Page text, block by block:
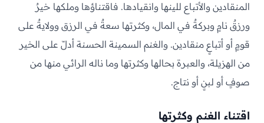
المنقادين والأتباع للينها وانقيادها. فاقتناؤها وملكها خيرٌ
ورزقٌ نامٍ وبركةٌ في المال، وكثرتها سعةٌ في الرزق وولايةٌ على
قومٍ أو أتباعٍ منقادين. والغنم السمينة الحسنة أدلّ على الخير
من الهزيلة، والعبرة بحالها وكثرتها وما ناله الرائي منها من
صوفٍ أو لبنٍ أو نتاج.
اقتناء الغنم وكثرتها